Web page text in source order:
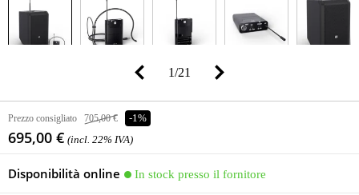
1/21
Prezzo consigliato 705,00 € -1%
695,00 € (incl. 22% IVA)
Disponibilità online In stock presso il fornitore